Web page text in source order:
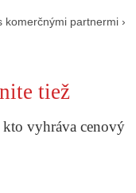
komerčnými partnermi ›
tiež
vyhráva cenový